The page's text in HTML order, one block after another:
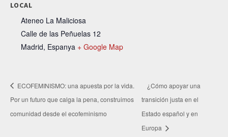
LOCAL
Ateneo La Maliciosa
Calle de las Peñuelas 12
Madrid, Espanya + Google Map
ECOFEMINISMO: una apuesta por la vida.
Por un futuro que calga la pena, construimos
comunidad desde el ecofeminismo
¿Cómo apoyar una
transición justa en el
Estado español y en
Europa